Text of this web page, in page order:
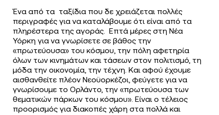
Ένα από τα ταξίδια που δε χρειάζεται πολλές
περιγραφές για να καταλάβουμε ότι είναι από τα
πληρέστερα της αγοράς. Επτά μέρες στη Νέα
Υόρκη για να γνωρίσετε σε βάθος την
«πρωτεύουσα» του κόσμου, την πόλη αφετηρία
όλων των κινημάτων και τάσεων στον πολιτισμό, τη
μόδα την οικονομία, την τέχνη. Και αφού έχουμε
αισθανθείτε πλέον Νεοϋορκέζοι, φεύγετε για να
γνωρίσουμε το Ορλάντο, την «πρωτεύουσα των
θεματικών πάρκων του κόσμου». Είναι ο τέλειος
προορισμός για διακοπές χάρη στα πολλά και